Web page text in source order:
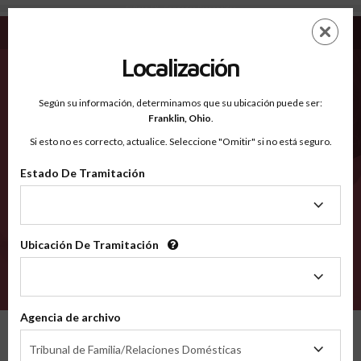
El Paso TX - Condados Reconocidos
EN
Condados Reconocidos
2600
Localización
Según su información, determinamos que su ubicación puede ser:
Franklin, Ohio.
Si esto no es correcto, actualice. Seleccione "Omitir" si no está seguro.
Estado De Tramitación
Tramitación
Ubicación De Tramitación
Tramitación
Agencia de archivo
Tribunal de Familia/Relaciones Domésticas
de